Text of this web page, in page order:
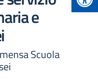
e
Scuola